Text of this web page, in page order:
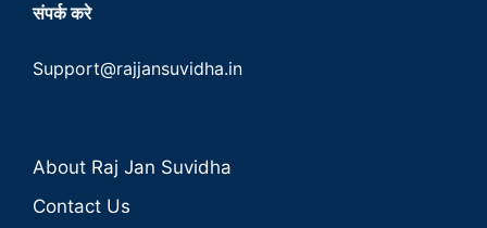
संपर्क करे
Support@rajjansuvidha.in
About Raj Jan Suvidha
Contact Us